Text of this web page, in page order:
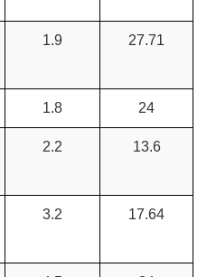
1.9 27.71
1.8 24
2.2 13.6
3.2 17.64